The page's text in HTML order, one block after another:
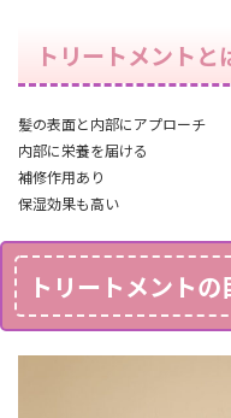
トリートメントと
髪の表面と内部にアプローチ
内部に栄養を届ける
補修作用あり
保湿効果も高い
トリートメントの